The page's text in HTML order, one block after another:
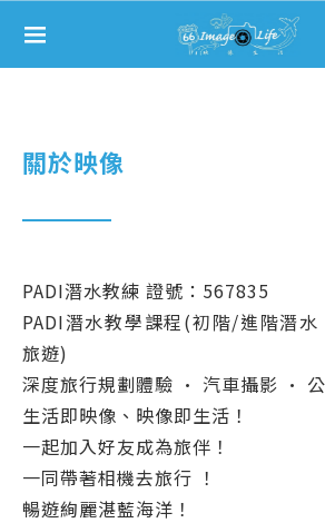
Search for:
關於映像
PADI潛水教練 證號：567835
PADI潛水教學課程(初階/進階潛
旅遊)
深度旅行規劃體驗 · 汽車攝影 ·
生活即映像、映像即生活！
一起加入好友成為旅伴！
一同帶著相機去旅行 ！
暢遊絢麗湛藍海洋！